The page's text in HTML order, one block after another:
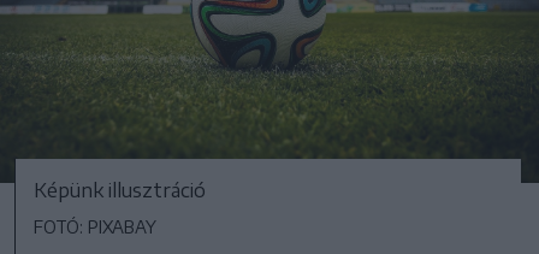
Képünk illusztráció
FOTÓ: PIXABAY